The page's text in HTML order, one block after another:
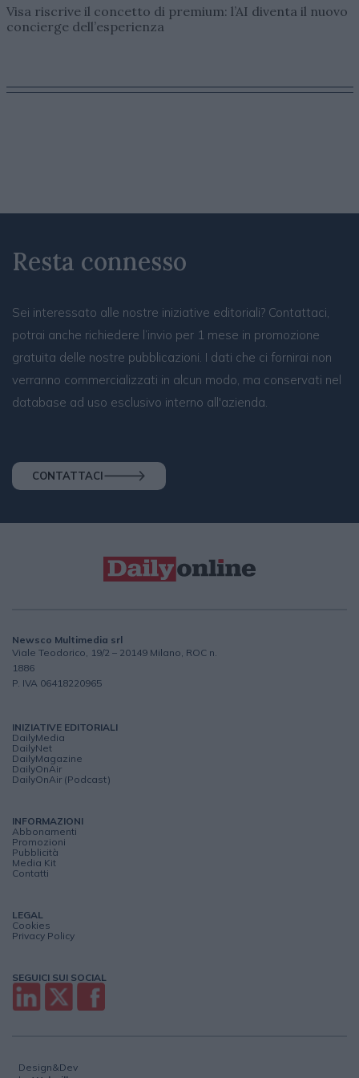
Visa riscrive il concetto di premium: l’AI diventa il nuovo
concierge dell’esperienza
Resta connesso
Sei interessato alle nostre iniziative editoriali? Contattaci,
potrai anche richiedere l’invio per 1 mese in promozione
gratuita delle nostre pubblicazioni. I dati che ci fornirai non
verranno commercializzati in alcun modo, ma conservati nel
database ad uso esclusivo interno all'azienda.
CONTATTACI
Newsco Multimedia srl
Viale Teodorico, 19/2 – 20149 Milano, ROC n.
1886
P. IVA 06418220965
INIZIATIVE EDITORIALI
DailyMedia
DailyNet
DailyMagazine
DailyOnAir
DailyOnAir (Podcast)
INFORMAZIONI
Abbonamenti
Promozioni
Pubblicità
Media Kit
Contatti
LEGAL
Cookies
Privacy Policy
SEGUICI SUI SOCIAL
Design&Dev